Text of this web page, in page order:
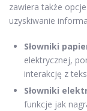
zawiera także
uzyskiwanie
Słowniki
elektrycznej,
interakcję z
Słowniki
funkcje jak